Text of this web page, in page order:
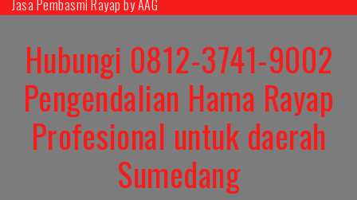
Skip
content
Jasa Pembasmi Rayap by AAG
Hubungi 0812-3741-9002
Pengendalian Hama Rayap
Profesional untuk daerah
Sumedang